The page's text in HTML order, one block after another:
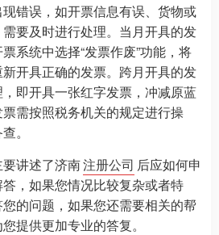
错误，如开票信息有误、货物或
要及时进行处理。当月开具的发
系统中选择“发票作废”功能，将
开具正确的发票。跨月开具的发
即开具一张红字发票，冲减原蓝
需按照税务机关的规定进行操
。
讲述了济南注册公司 后应如何申
，如果您情况比较复杂或者特
的问题，如果您还需要相关的帮
提供更加专业的答复。